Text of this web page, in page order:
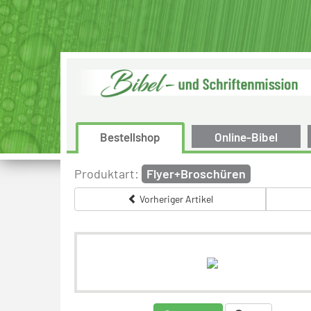
Bestellshop Online-Bibel
Produktart: Flyer+Broschüren
Vorheriger Artikel